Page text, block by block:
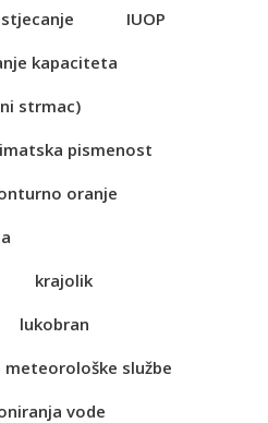
IUOP
kapaciteta
strmac)
pismenost
oranje
krajolik
lukobran
meteorološke službe
vode